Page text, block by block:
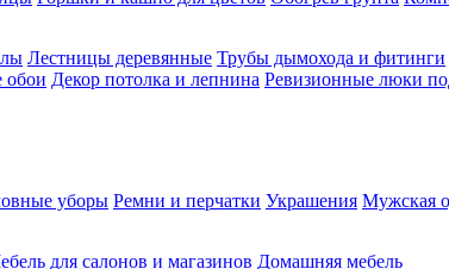
Лестницы деревянные Трубы дымохода и фитинги
обои Декор потолка и лепнина Ревизионные люки
уборы Ремни и перчатки Украшения Мужская
для салонов и магазинов Домашняя мебель